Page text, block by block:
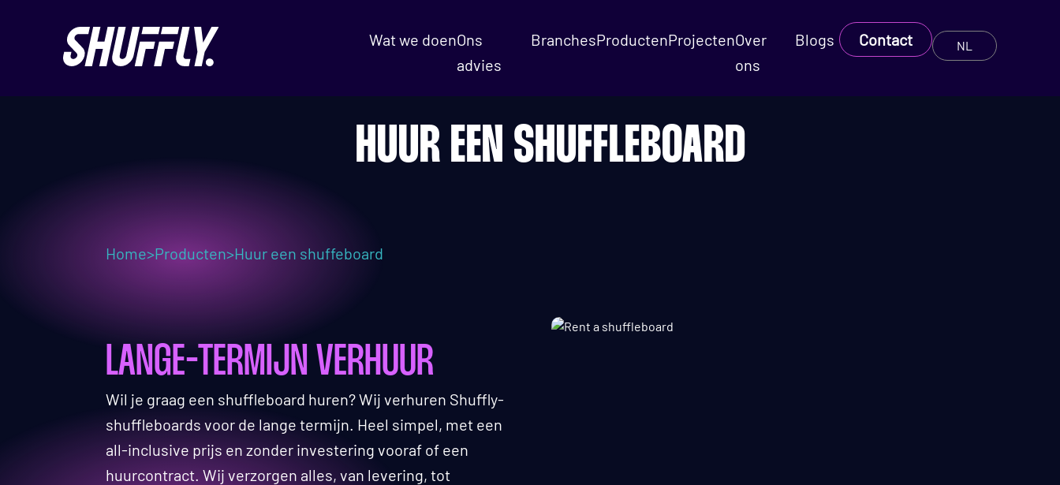
Contact NL
Wat we doenOns
advies
BranchesProductenProjectenOver
ons
Blogs
HUUR EEN SHUFFLEBOARD
Home>Producten>Huur een shuffeboard
LANGE-TERMIJN VERHUUR
Wil je graag een shuffleboard huren? Wij verhuren Shuffly-
shuffleboards voor de lange termijn. Heel simpel, met een
all-inclusive prijs en zonder investering vooraf of een
huurcontract. Wij verzorgen alles, van levering, tot